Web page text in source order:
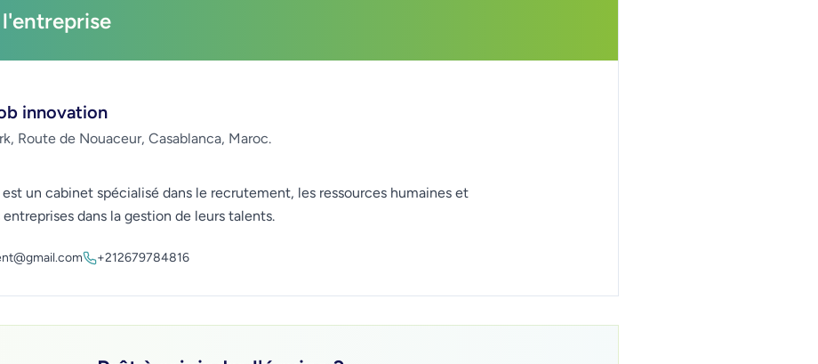
innovation
Route de Nouaceur, Casablanca, Maroc.
un cabinet spécialisé dans le recrutement, les ressources humaines et
dans la gestion de leurs talents.
+212679784816